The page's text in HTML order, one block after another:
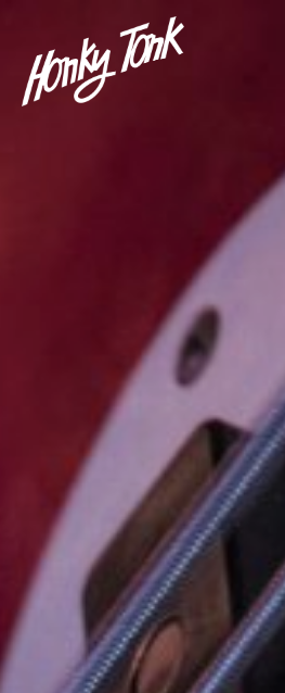
TOCA
05
NUESTRA HISTORIA RIDER